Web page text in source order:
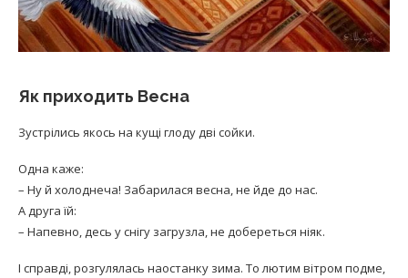
Як приходить Весна
Зустрілись якось на кущі глоду дві сойки.
Одна каже:
– Ну й холоднеча! Забарилася весна, не йде до нас.
А друга їй:
– Напевно, десь у снігу загрузла, не добереться ніяк.
І справді, розгулялась наостанку зима. То лютим вітром подме,